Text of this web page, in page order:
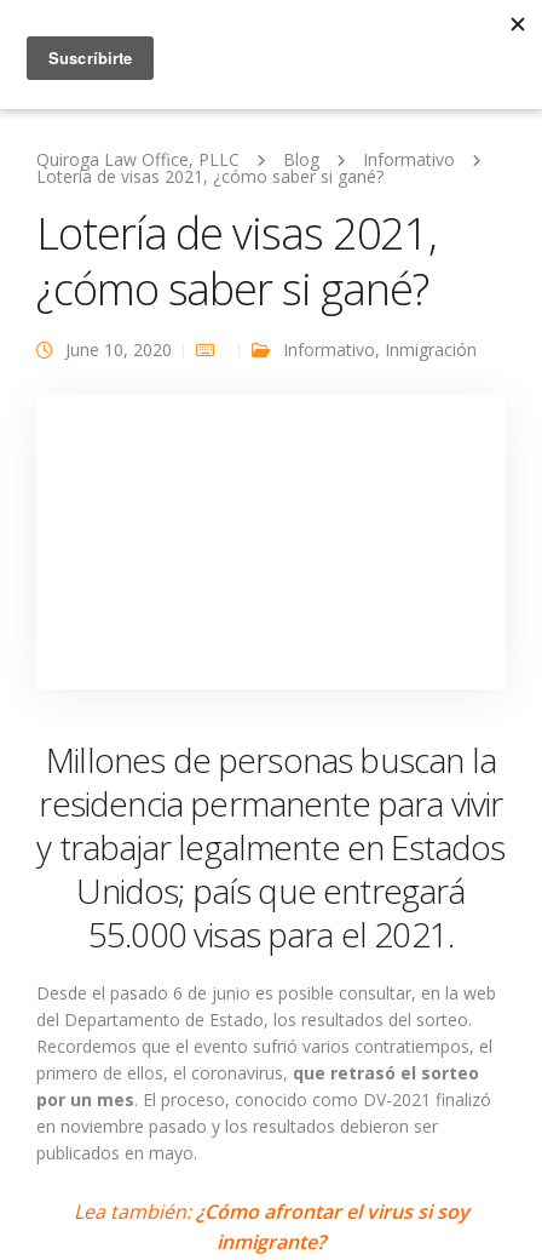
Quiroga Law Office, PLLC Blog Informativo
Lotería de visas 2021, ¿cómo saber si gané?
Lotería de visas 2021,
¿cómo saber si gané?
June 10, 2020 Informativo, Inmigración
Millones de personas buscan la
residencia permanente para vivir
y trabajar legalmente en Estados
Unidos; país que entregará
55.000 visas para el 2021.
Desde el pasado 6 de junio es posible consultar, en la web
del Departamento de Estado, los resultados del sorteo.
Recordemos que el evento sufrió varios contratiempos, el
primero de ellos, el coronavirus, que retrasó el sorteo
por un mes. El proceso, conocido como DV-2021 finalizó
en noviembre pasado y los resultados debieron ser
publicados en mayo.
Lea también:¿Cómo afrontar el virus si soy
inmigrante?